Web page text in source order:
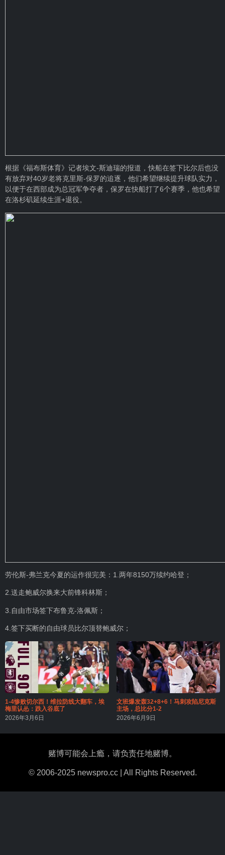
根据《福布斯体育》记者埃文-斯迪瑞的报道，快船在签下比尔后也没
有放弃对40岁老将克里斯-保罗的追逐，他们希望继续提升球队实力，
以便于在西部成为总冠军争夺者，保罗在快船打了6个赛季，他也希望
在洛杉矶延续生涯+退役。
劳伦斯-弗兰克今夏的运作很完美：1.两年8150万续约哈登；
2.送走鲍威尔换来大前锋科林斯；
3.自由市场签下布鲁克-洛佩斯；
4.签下买断的自由球员比尔顶替鲍威尔；
1-4惨败切尔西！维拉防线大翻车，埃
梅里认怂：跌入谷底了
2026年3月6日
文班爆发轰32+8+6！马刺攻陷尼克斯
主场，总比分1-2
2026年6月9日
赌博可能会上瘾，请负责任地赌博。
© 2006-2025 newspro.cc | All Rights Reserved.